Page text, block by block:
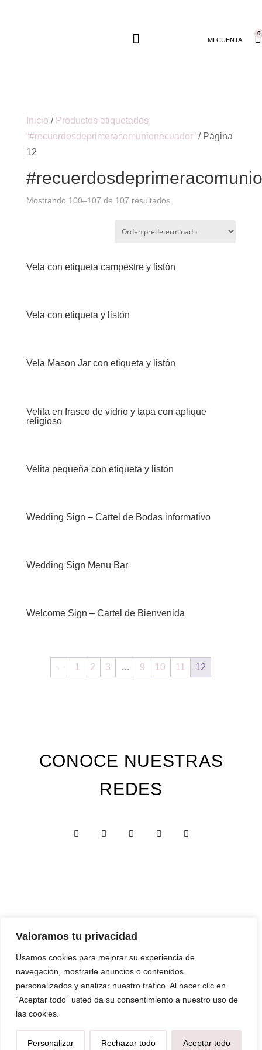
Valoramos tu privacidad
Usamos cookies para mejorar su experiencia de
navegación, mostrarle anuncios o contenidos
personalizados y analizar nuestro tráfico. Al hacer clic en
“Aceptar todo” usted da su consentimiento a nuestro uso de
las cookies.
Personalizar Rechazar todo Aceptar todo
MI CUENTA
0
Inicio / Productos etiquetados
“#recuerdosdeprimeracomunionecuador”/ Página
12
Mostrando 100–107 de 107 resultados
Vela con etiqueta campestre y listón
Vela con etiqueta y listón
Vela Mason Jar con etiqueta y listón
Velita en frasco de vidrio y tapa con aplique
religioso
Velita pequeña con etiqueta y listón
Wedding Sign – Cartel de Bodas informativo
Wedding Sign Menu Bar
Welcome Sign – Cartel de Bienvenida
← 1 2 3 … 9 10 11 12
CONOCE NUESTRAS
REDES
Custom Edition
Express Edition
Digital Edition
Papelería y Cajas